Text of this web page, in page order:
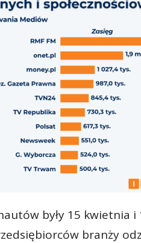
były 15 kwietnia i
branży